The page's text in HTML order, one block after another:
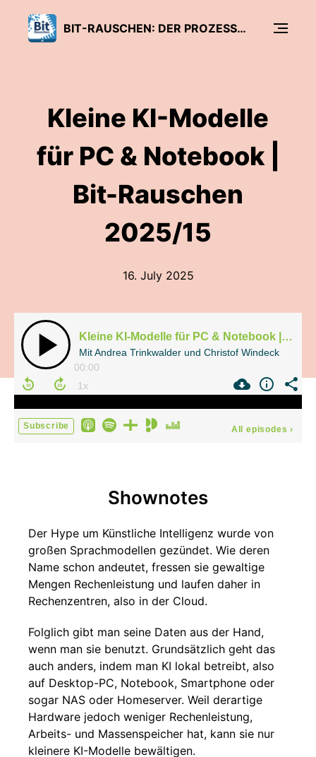
BIT-RAUSCHEN: DER PROZESSOR-PODCAST VON C’T
Kleine KI-Modelle
für PC & Notebook |
Bit-Rauschen
2025/15
16. July 2025
Kleine KI-Modelle für PC & Notebook | Bit-Rauschen 2025/15
Mit Andrea Trinkwalder und Christof Windeck
00:00
Subscribe All episodes ›
Shownotes
Der Hype um Künstliche Intelligenz wurde von
großen Sprachmodellen gezündet. Wie deren
Name schon andeutet, fressen sie gewaltige
Mengen Rechenleistung und laufen daher in
Rechenzentren, also in der Cloud.
Folglich gibt man seine Daten aus der Hand,
wenn man sie benutzt. Grundsätzlich geht das
auch anders, indem man KI lokal betreibt, also
auf Desktop-PC, Notebook, Smartphone oder
sogar NAS oder Homeserver. Weil derartige
Hardware jedoch weniger Rechenleistung,
Arbeits- und Massenspeicher hat, kann sie nur
kleinere KI-Modelle bewältigen.